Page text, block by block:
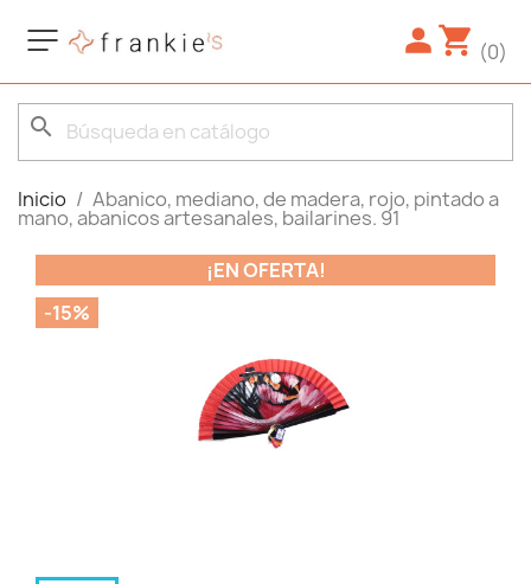
(0)
search
Inicio Abanico, mediano, de madera, rojo, pintado a
mano, abanicos artesanales, bailarines. 91
¡EN OFERTA!
-15%